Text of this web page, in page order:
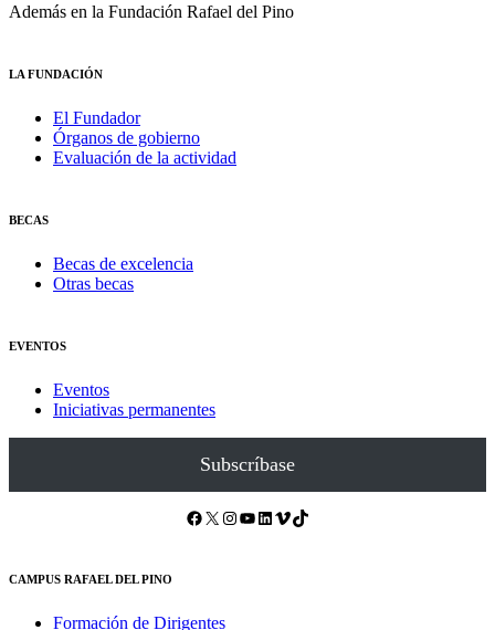
Además en la Fundación Rafael del Pino
LA FUNDACIÓN
El Fundador
Órganos de gobierno
Evaluación de la actividad
BECAS
Becas de excelencia
Otras becas
EVENTOS
Eventos
Iniciativas permanentes
Subscríbase
Facebook X Instagram YouTube LinkedIn Vimeo TikTok
CAMPUS RAFAEL DEL PINO
Formación de Dirigentes